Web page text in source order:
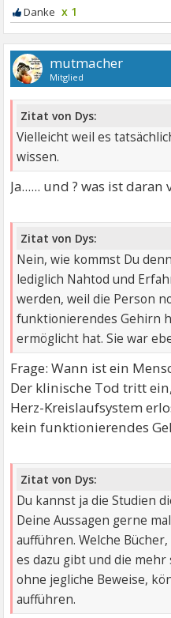
x 1
mutmacher
Mitglied
Zitat von Dys:
Vielleicht weil es
wissen.
Ja...... und ? was ist daran
Zitat von Dys:
Nein, wie kommst Du
lediglich Nahtod und
werden, weil die Person
funktionierendes Gehirn
ermöglicht hat. Sie war
Frage: Wann ist ein
Der klinische Tod tritt
Herz-Kreislaufsystem
kein funktionierendes
Zitat von Dys:
Du kannst ja die Studien
Deine Aussagen gerne
aufführen. Welche
es dazu gibt und die
ohne jegliche Beweise,
aufführen.